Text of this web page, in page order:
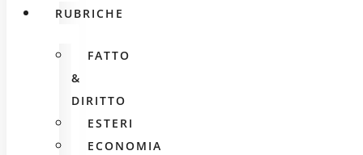
RUBRICHE
FATTO
&
DIRITTO
ESTERI
ECONOMIA